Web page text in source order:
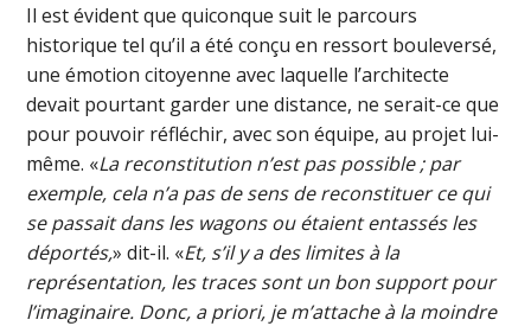
Il est évident que quiconque suit le parcours
historique tel qu’il a été conçu en ressort bouleversé,
une émotion citoyenne avec laquelle l’architecte
devait pourtant garder une distance, ne serait-ce que
pour pouvoir réfléchir, avec son équipe, au projet lui-
même. «La reconstitution n’est pas possible ; par
exemple, cela n’a pas de sens de reconstituer ce qui
se passait dans les wagons ou étaient entassés les
déportés,» dit-il. «Et, s’il y a des limites à la
représentation, les traces sont un bon support pour
l’imaginaire. Donc, a priori, je m’attache à la moindre